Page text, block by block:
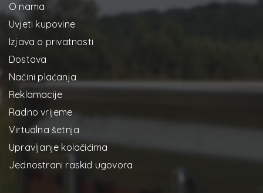
O nama
Uvjeti kupovine
Izjava o privatnosti
Dostava
Načini plaćanja
Reklamacije
Radno vrijeme
Virtualna šetnja
Upravljanje kolačićima
Jednostrani raskid ugovora